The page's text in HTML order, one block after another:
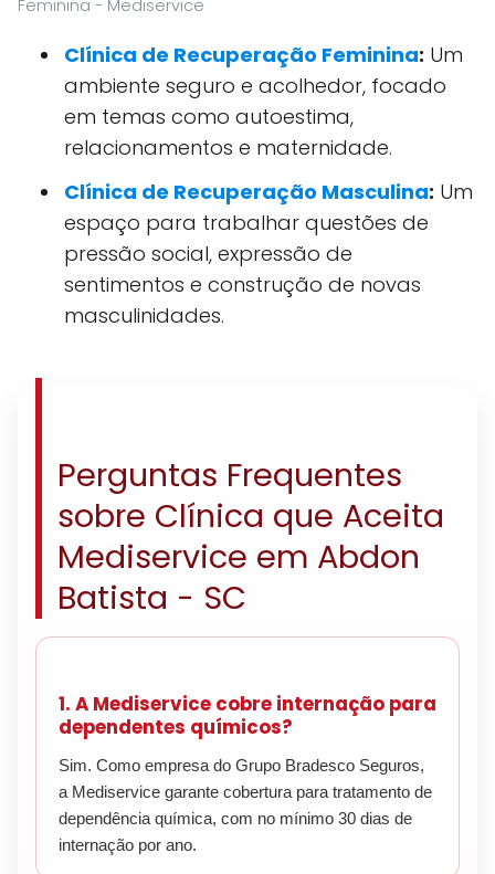
Feminina - Mediservice
Clínica de Recuperação Feminina: Um
ambiente seguro e acolhedor, focado
em temas como autoestima,
relacionamentos e maternidade.
Clínica de Recuperação Masculina: Um
espaço para trabalhar questões de
pressão social, expressão de
sentimentos e construção de novas
masculinidades.
Perguntas Frequentes
sobre Clínica que Aceita
Mediservice em Abdon
Batista - SC
1. A Mediservice cobre internação para
dependentes químicos?
Sim. Como empresa do Grupo Bradesco Seguros,
a Mediservice garante cobertura para tratamento de
dependência química, com no mínimo 30 dias de
internação por ano.